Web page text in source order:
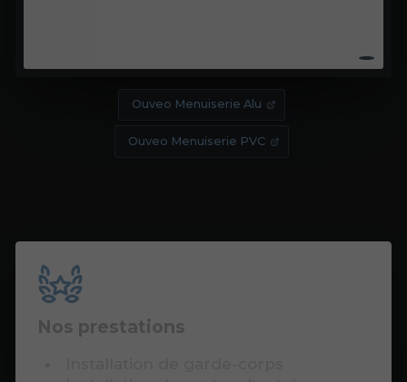
Ouveo Menuiserie Alu
Ouveo Menuiserie PVC
Nos prestations